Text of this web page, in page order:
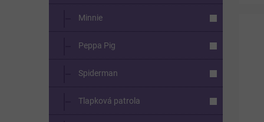
Minnie
Peppa Pig
Spiderman
Tlapková patrola